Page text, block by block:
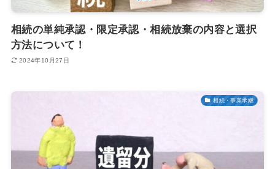
相続の単純承認・限定承認・相続放棄の内容と選択
方法について！
2024年10月27日
相続・事業承継